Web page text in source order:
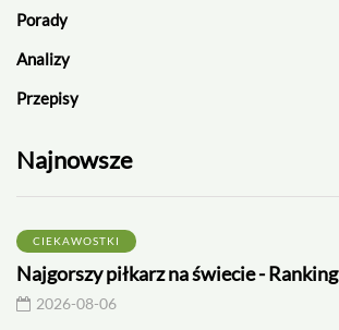
Porady
Analizy
Przepisy
Najnowsze
CIEKAWOSTKI
Najgorszy piłkarz na świecie - Ranking
2026-08-06